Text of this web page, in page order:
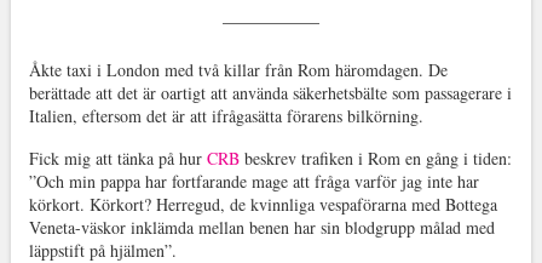
Åkte taxi i London med två killar från Rom häromdagen. De
berättade att det är oartigt att använda säkerhetsbälte som passagerare i
Italien, eftersom det är att ifrågasätta förarens bilkörning.
Fick mig att tänka på hur CRBbeskrev trafiken i Rom en gång i tiden:
”Och min pappa har fortfarande mage att fråga varför jag inte har
körkort. Körkort? Herregud, de kvinnliga vespaförarna med Bottega
Veneta-väskor inklämda mellan benen har sin blodgrupp målad med
läppstift på hjälmen”.